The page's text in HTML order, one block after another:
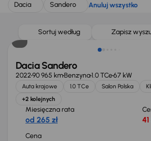
Dacia
Sandero Anuluj wszystko
Sortuj według Zapisz
Dacia Sandero
202290 965 kmBenzyna1.0 TCe67 kW
Auta krajowe 1.0 TCe Salon Polska
+2 kolejnych
Miesięczna rata
od 265 zł
Cena